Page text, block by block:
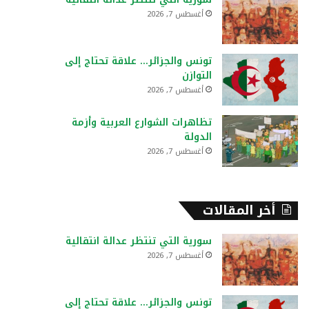
: أغسطس 7, 2026
تونس والجزائر… علاقة تحتاج إلى
التوازن
أغسطس 7, 2026
تظاهرات الشوارع العربية وأزمة
الدولة
أغسطس 7, 2026
أخر المقالات
سورية التي تنتظر عدالة انتقالية
أغسطس 7, 2026
تونس والجزائر… علاقة تحتاج إلى